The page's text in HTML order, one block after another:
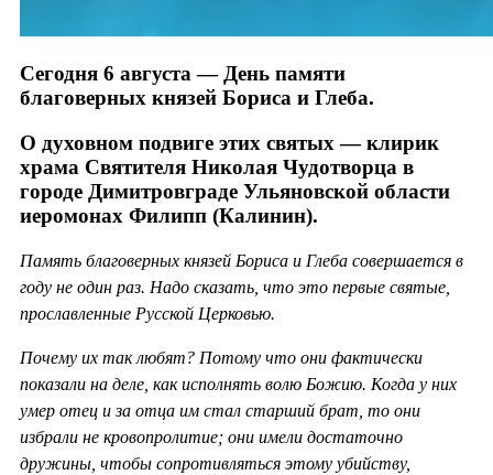
Сегодня 6 августа — День памяти
благоверных князей Бориса и Глеба.
О духовном подвиге этих святых — клирик
храма Святителя Николая Чудотворца в
городе Димитровграде Ульяновской области
иеромонах Филипп (Калинин).
Память благоверных князей Бориса и Глеба совершается в
году не один раз. Надо сказать, что это первые святые,
прославленные Русской Церковью.
Почему их так любят? Потому что они фактически
показали на деле, как исполнять волю Божию. Когда у них
умер отец и за отца им стал старший брат, то они
избрали не кровопролитие; они имели достаточно
дружины, чтобы сопротивляться этому убийству,